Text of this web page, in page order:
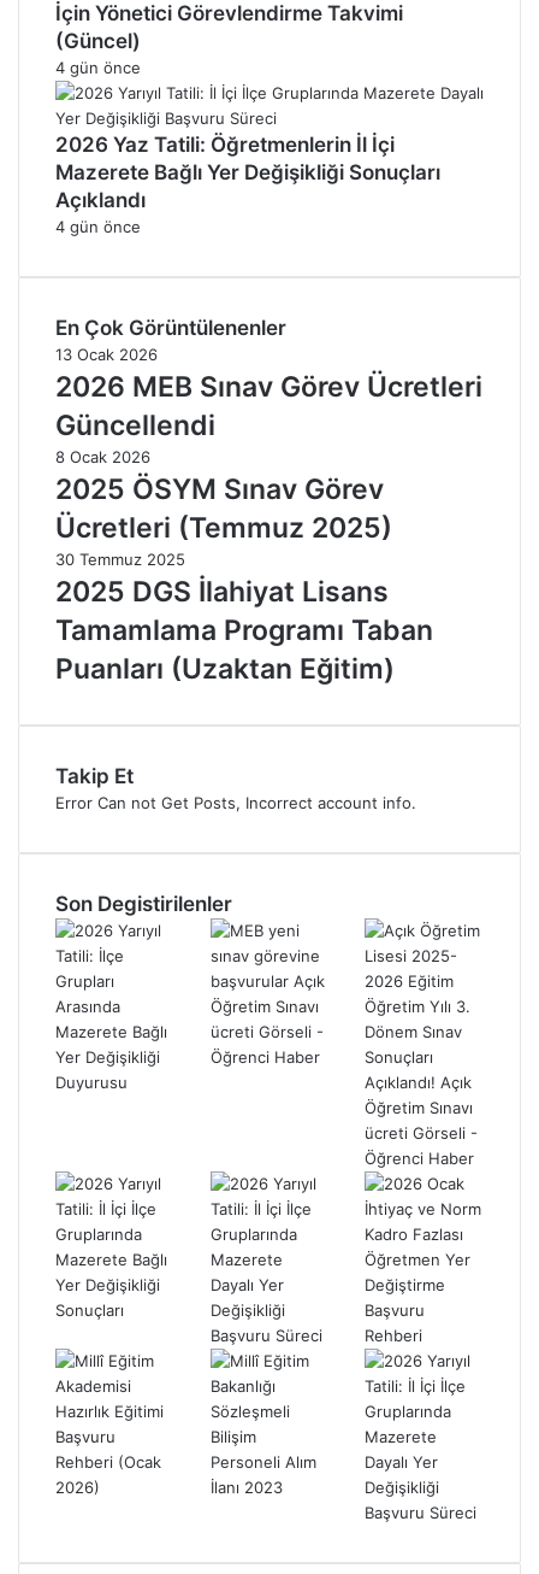
İçin Yönetici Görevlendirme Takvimi
(Güncel)
4 gün önce
2026 Yaz Tatili: Öğretmenlerin İl İçi
Mazerete Bağlı Yer Değişikliği Sonuçları
Açıklandı
4 gün önce
En Çok Görüntülenenler
13 Ocak 2026
2026 MEB Sınav Görev Ücretleri
Güncellendi
8 Ocak 2026
2025 ÖSYM Sınav Görev
Ücretleri (Temmuz 2025)
30 Temmuz 2025
2025 DGS İlahiyat Lisans
Tamamlama Programı Taban
Puanları (Uzaktan Eğitim)
Takip Et
Error Can not Get Posts, Incorrect account info.
Son Degistirilenler